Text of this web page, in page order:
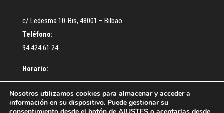
c/ Ledesma 10-Bis, 48001 – Bilbao
Teléfono:
94 424 61 24
Horario:
De lunes a Jueves: De 9:30 a 13:00 – De 16:30 a 18:30 h.
Viernes: De 9:00 a 14:00 h.
Nosotros utilizamos cookies para almacenar y acceder a
información en su dispositivo. Puede gestionar su